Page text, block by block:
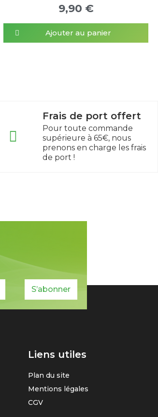
9,90 €
Ajouter au panier
Frais de port offert
Pour toute commande
supérieure à 65€, nous
prenons en charge les frais
de port !
S’abonner
Liens utiles
Plan du site
Mentions légales
CGV